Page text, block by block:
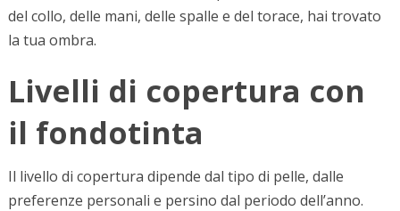
del collo, delle mani, delle spalle e del torace, hai trovato
la tua ombra.
Livelli di copertura con
il fondotinta
Il livello di copertura dipende dal tipo di pelle, dalle
preferenze personali e persino dal periodo dell’anno.